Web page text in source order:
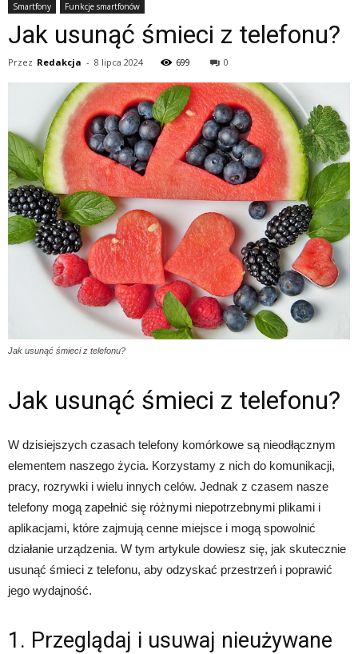
Smartfony Funkcje smartfonów
Jak usunąć śmieci z telefonu?
Przez Redakcja - 8 lipca 2024 699 0
Jak usunąć śmieci z telefonu?
Jak usunąć śmieci z telefonu?
W dzisiejszych czasach telefony komórkowe są nieodłącznym
elementem naszego życia. Korzystamy z nich do komunikacji,
pracy, rozrywki i wielu innych celów. Jednak z czasem nasze
telefony mogą zapełnić się różnymi niepotrzebnymi plikami i
aplikacjami, które zajmują cenne miejsce i mogą spowolnić
działanie urządzenia. W tym artykule dowiesz się, jak skutecznie
usunąć śmieci z telefonu, aby odzyskać przestrzeń i poprawić
jego wydajność.
1. Przeglądaj i usuwaj nieużywane